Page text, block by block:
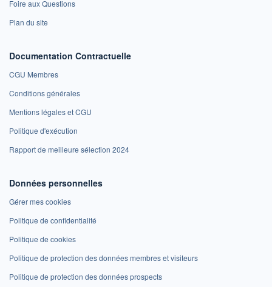
Foire aux Questions
Plan du site
Documentation Contractuelle
CGU Membres
Conditions générales
Mentions légales et CGU
Politique d'exécution
Rapport de meilleure sélection 2024
Données personnelles
Gérer mes cookies
Politique de confidentialité
Politique de cookies
Politique de protection des données membres et visiteurs
Politique de protection des données prospects